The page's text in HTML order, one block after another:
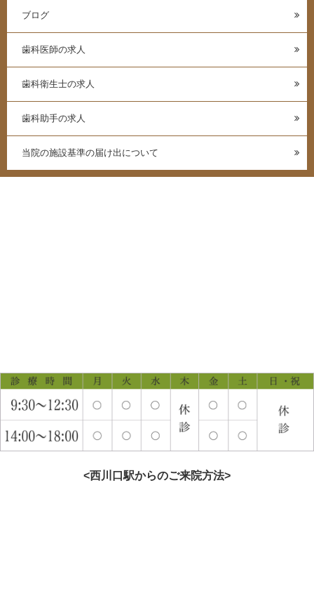
ブログ
歯科医師の求人
歯科衛生士の求人
歯科助手の求人
当院の施設基準の届け出について
<西川口駅からのご来院方法>